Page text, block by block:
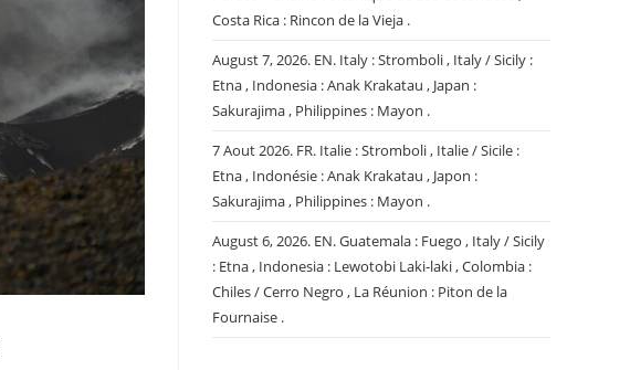
Costa Rica : Rincon de la Vieja .
August 7, 2026. EN. Italy : Stromboli , Italy / Sicily :
Etna , Indonesia : Anak Krakatau , Japan :
Sakurajima , Philippines : Mayon .
7 Aout 2026. FR. Italie : Stromboli , Italie / Sicile :
Etna , Indonésie : Anak Krakatau , Japon :
Sakurajima , Philippines : Mayon .
August 6, 2026. EN. Guatemala : Fuego , Italy / Sicily
: Etna , Indonesia : Lewotobi Laki-laki , Colombia :
Chiles / Cerro Negro , La Réunion : Piton de la
Fournaise .